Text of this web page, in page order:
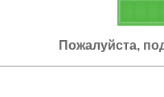
Пожалуйста,